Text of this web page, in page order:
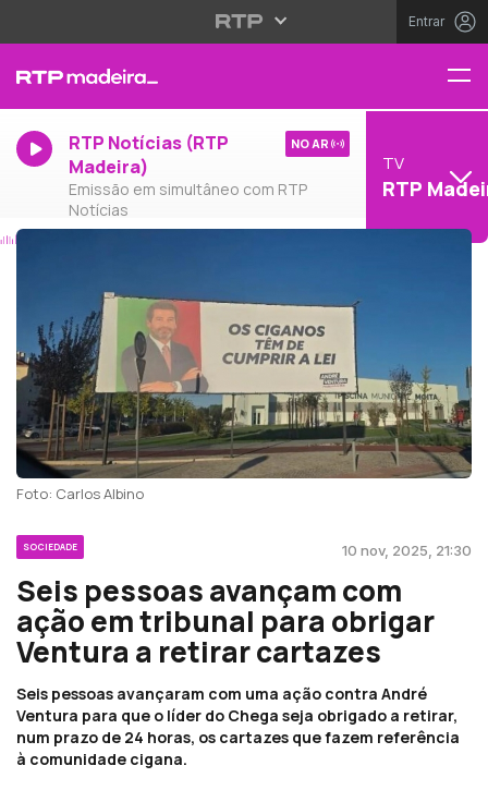
Entrar
RTP Notícias (RTP
Madeira)
Emissão em simultâneo com RTP
Notícias
NO AR
TV
RTP
Foto: Carlos Albino
SOCIEDADE 10 nov, 2025, 21:30
Seis pessoas avançam com
ação em tribunal para obrigar
Ventura a retirar cartazes
Seis pessoas avançaram com uma ação contra André
Ventura para que o líder do Chega seja obrigado a retirar,
num prazo de 24 horas, os cartazes que fazem referência
à comunidade cigana.